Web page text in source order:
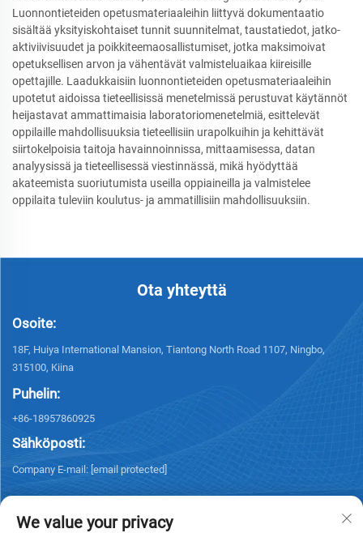
Luonnontieteiden opetusmateriaaleihin liittyvä dokumentaatio
sisältää yksityiskohtaiset tunnit suunnitelmat, taustatiedot, jatko-
aktiviivisuudet ja poikkiteemaosallistumiset, jotka maksimoivat
opetuksellisen arvon ja vähentävät valmisteluaikaa kiireisille
opettajille. Laadukkaisiin luonnontieteiden opetusmateriaaleihin
upotetut aidoissa tieteellisissä menetelmissä perustuvat käytännöt
heijastavat ammattimaisia laboratoriomenetelmiä, esittelevät
oppilaille mahdollisuuksia tieteellisiin urapolkuihin ja kehittävät
siirtokelpoisia taitoja havainnoinnissa, mittaamisessa, datan
analyysissä ja tieteellisessä viestinnässä, mikä hyödyttää
akateemista suoriutumista useilla oppiaineilla ja valmistelee
oppilaita tuleviin koulutus- ja ammatillisiin mahdollisuuksiin.
Ota yhteyttä
Osoite:
18F, Huiya International Mansion, Tiantong North Road 1107, Ningbo,
315100, Kiina
Puhelin:
+86-18957860925
Sähköposti:
Company E-mail: [email protected]
We value your privacy